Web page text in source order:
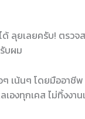
ลุยเลยครับ! ตรวจ
บผม
เน้นๆ โดยมืออาชีพ
เองทุกเคส ไม่ทิ้งงา